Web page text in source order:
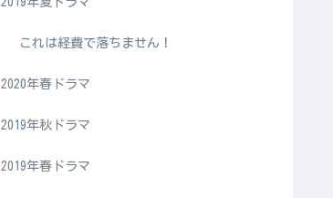
これは経費で落ちません！
2020年春ドラマ
2019年秋ドラマ
2019年春ドラマ